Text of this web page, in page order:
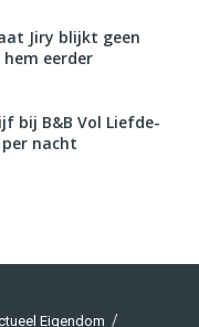
Jiry blijkt geen
eerder
bij B&B Vol Liefde-
nacht
Eigendom